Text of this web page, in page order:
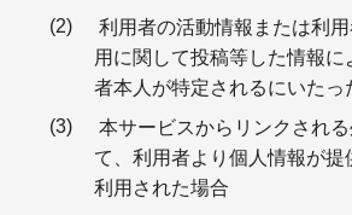
利用者の活動情報または利
用に関して投稿等した情報に
者本人が特定されるにいたっ
本サービスからリンクされ
て、利用者より個人情報が
利用された場合